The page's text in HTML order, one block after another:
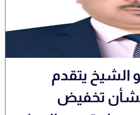
الشيخ يتقدم
تخفيض